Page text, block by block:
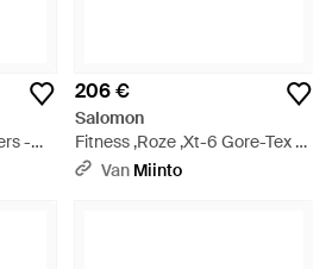
-
206 €
Salomon
Fitness ,Roze ,Xt-6 Gore-Tex -
RozeVan Miinto